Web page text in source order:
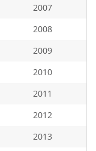
2007
2008
2009
2010
2011
2012
2013